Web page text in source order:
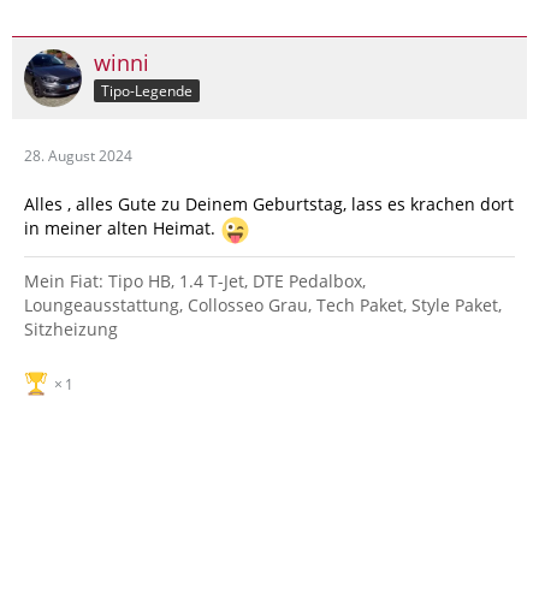
winni
Tipo-Legende
28. August 2024
Alles , alles Gute zu Deinem Geburtstag, lass es krachen dort
in meiner alten Heimat.
Mein Fiat: Tipo HB, 1.4 T-Jet, DTE Pedalbox,
Loungeausstattung, Collosseo Grau, Tech Paket, Style Paket,
Sitzheizung
1